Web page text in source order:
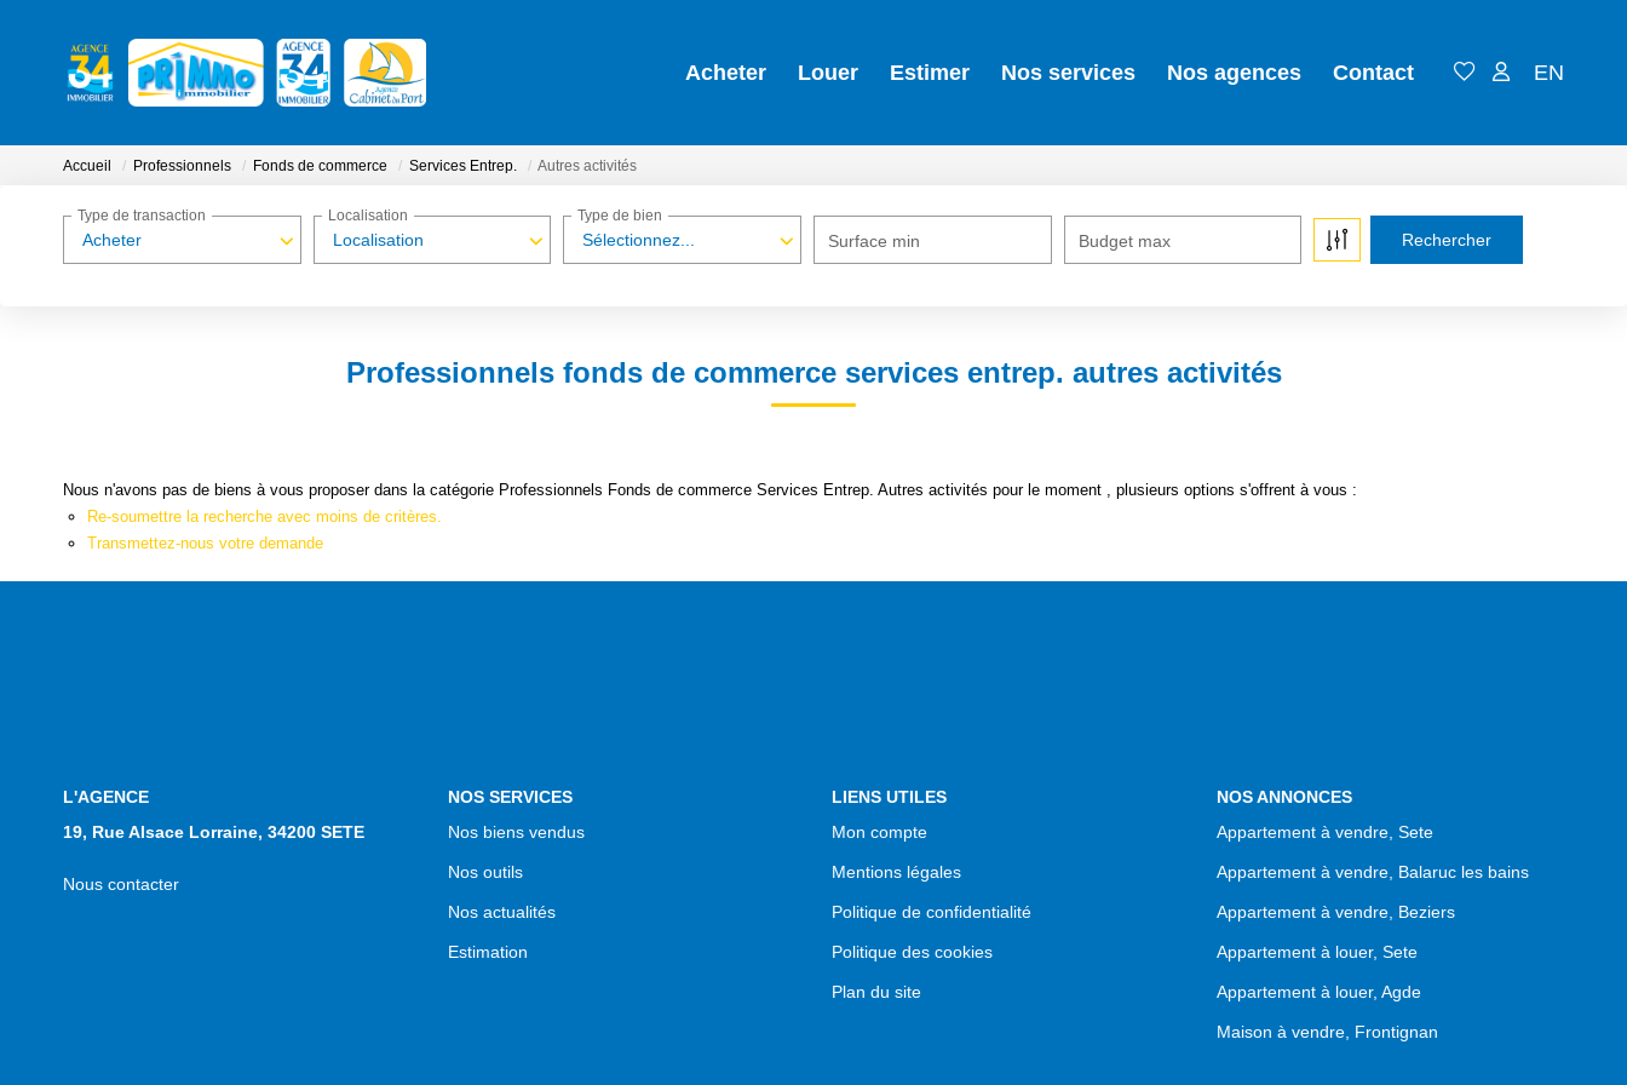
Acheter Louer Estimer Nos services Nos agences Contact EN
Accueil Professionnels Fonds de commerce Services Entrep. Autres activités
Acheter
Type de transaction
Localisation
Localisation
Sélectionnez...
Type de bien
Surface min Budget max
Professionnels fonds de commerce services entrep. autres activités
Nous n'avons pas de biens à vous proposer dans la catégorie Professionnels Fonds de commerce Services Entrep. Autres activités pour le moment , plusieurs options s'offrent à vous :
Re-soumettre la recherche avec moins de critères.
Transmettez-nous votre demande
L'AGENCE
19, Rue Alsace Lorraine, 34200 SETE
Nous contacter
NOS SERVICES
Nos biens vendus
Nos outils
Nos actualités
Estimation
LIENS UTILES
Mon compte
Mentions légales
Politique de confidentialité
Politique des cookies
Plan du site
NOS ANNONCES
Appartement à vendre, Sete
Appartement à vendre, Balaruc les bains
Appartement à vendre, Beziers
Appartement à louer, Sete
Appartement à louer, Agde
Maison à vendre, Frontignan